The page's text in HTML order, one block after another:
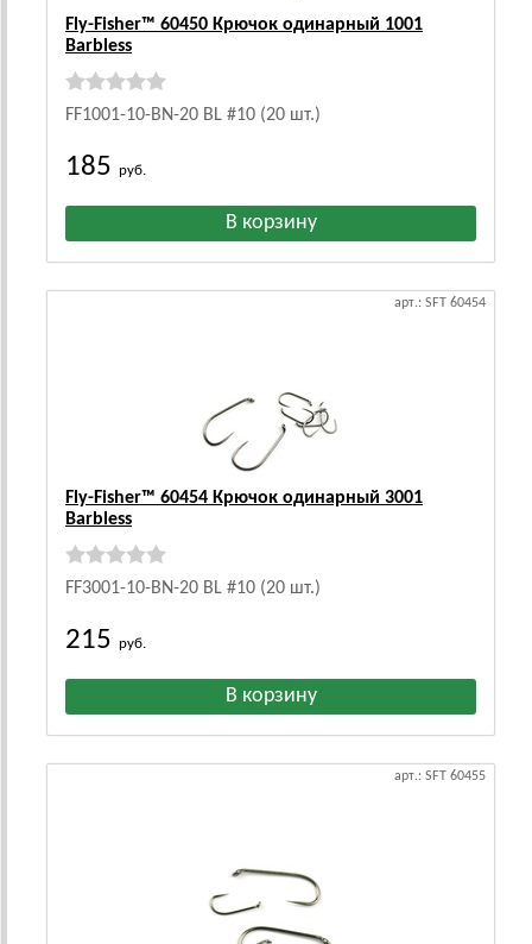
Fly-Fisher™ 60450 Крючок одинарный 1001
Barbless
FF1001-10-BN-20 BL #10 (20 шт.)
185 руб.
арт.: SFT 60454
Fly-Fisher™ 60454 Крючок одинарный 3001
Barbless
FF3001-10-BN-20 BL #10 (20 шт.)
215 руб.
арт.: SFT 60455